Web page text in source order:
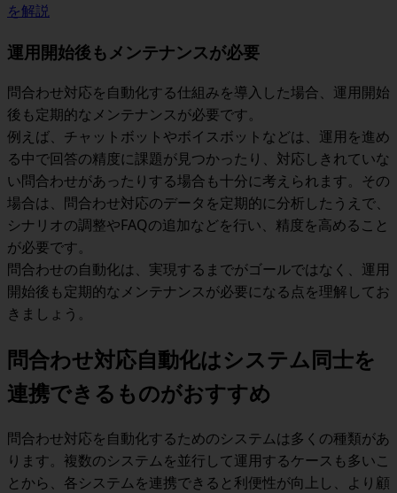
を解説
運用開始後もメンテナンスが必要
問合わせ対応を自動化する仕組みを導入した場合、運用開始
後も定期的なメンテナンスが必要です。
例えば、チャットボットやボイスボットなどは、運用を進め
る中で回答の精度に課題が見つかったり、対応しきれていな
い問合わせがあったりする場合も十分に考えられます。その
場合は、問合わせ対応のデータを定期的に分析したうえで、
シナリオの調整やFAQの追加などを行い、精度を高めること
が必要です。
問合わせの自動化は、実現するまでがゴールではなく、運用
開始後も定期的なメンテナンスが必要になる点を理解してお
きましょう。
問合わせ対応自動化はシステム同士を
連携できるものがおすすめ
問合わせ対応を自動化するためのシステムは多くの種類があ
ります。 複数のシステムを並行して運用するケースも多いこ
とから、各システムを連携できると利便性が向上し、より顧